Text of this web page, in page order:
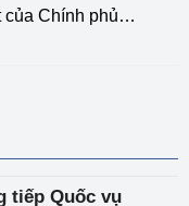
của Chính phủ…
tiếp Quốc vụ